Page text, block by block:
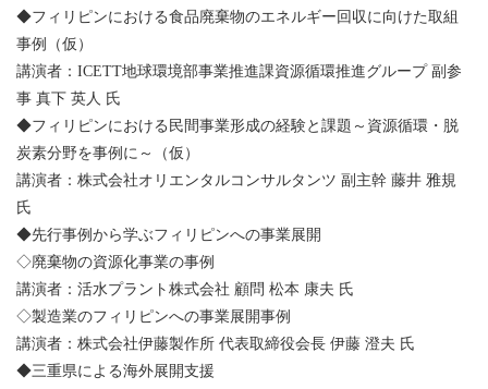
◆フィリピンにおける食品廃棄物のエネルギー回収に向けた取組
事例（仮）
講演者：ICETT地球環境部事業推進課資源循環推進グループ 副参
事 真下 英人 氏
◆フィリピンにおける民間事業形成の経験と課題～資源循環・脱
炭素分野を事例に～（仮）
講演者：株式会社オリエンタルコンサルタンツ 副主幹 藤井 雅規
氏
◆先行事例から学ぶフィリピンへの事業展開
◇廃棄物の資源化事業の事例
講演者：活水プラント株式会社 顧問 松本 康夫 氏
◇製造業のフィリピンへの事業展開事例
講演者：株式会社伊藤製作所 代表取締役会長 伊藤 澄夫 氏
◆三重県による海外展開支援